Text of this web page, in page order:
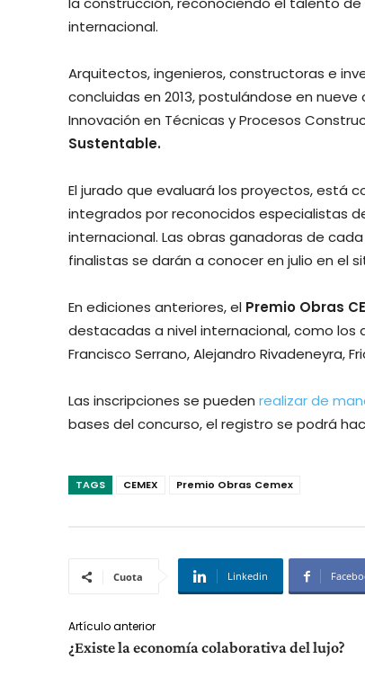
internacional.
Arquitectos, ingenieros, constructoras e
concluidas en 2013, postulándose en
Innovación en Técnicas y Procesos
Sustentable.
El jurado que evaluará los proyectos, está
integrados por reconocidos especialistas
internacional. Las obras ganadoras de
finalistas se darán a conocer en julio en el
En ediciones anteriores, el Premio Obras
destacadas a nivel internacional, como los
Francisco Serrano, Alejandro Rivadeneyra,
Las inscripciones se pueden realizar de
bases del concurso, el registro se podrá
TAGS CEMEX Premio Obras Cemex
Cuota Linkedin
Artículo anterior
¿Existe la economía colaborativa del lujo?